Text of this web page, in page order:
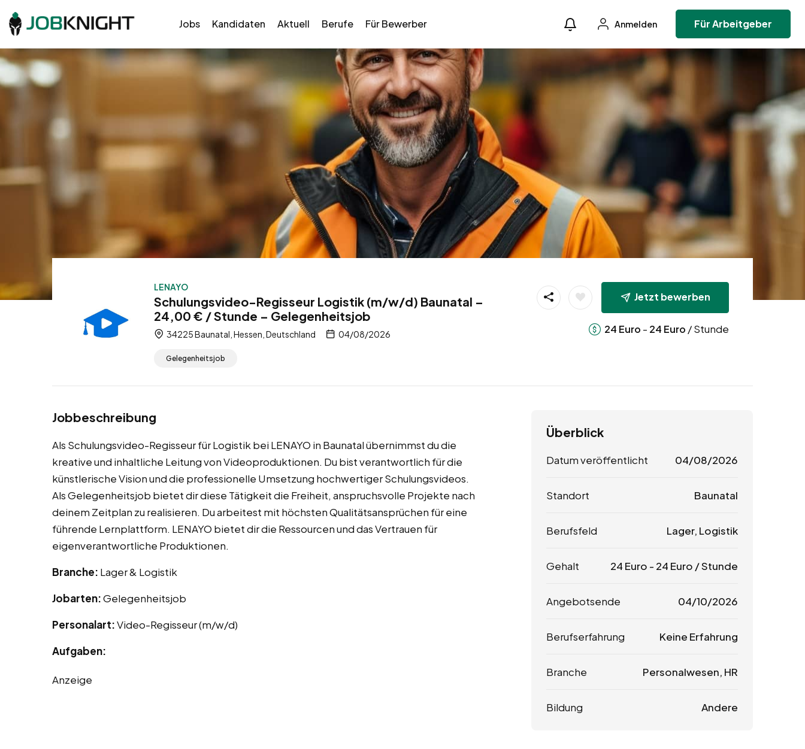
Jobs Kandidaten Aktuell Berufe Für Bewerber Anmelden Für Arbeitgeber
LENAYO
Schulungsvideo-Regisseur Logistik (m/w/d) Baunatal –
24,00 € / Stunde – Gelegenheitsjob
34225 Baunatal, Hessen, Deutschland 04/08/2026
Gelegenheitsjob
Jetzt bewerben
24 Euro - 24 Euro / Stunde
Jobbeschreibung
Als Schulungsvideo-Regisseur für Logistik bei LENAYO in Baunatal übernimmst du die
kreative und inhaltliche Leitung von Videoproduktionen. Du bist verantwortlich für die
künstlerische Vision und die professionelle Umsetzung hochwertiger Schulungsvideos.
Als Gelegenheitsjob bietet dir diese Tätigkeit die Freiheit, anspruchsvolle Projekte nach
deinem Zeitplan zu realisieren. Du arbeitest mit höchsten Qualitätsansprüchen für eine
führende Lernplattform. LENAYO bietet dir die Ressourcen und das Vertrauen für
eigenverantwortliche Produktionen.
Branche: Lager & Logistik
Jobarten:Gelegenheitsjob
Personalart:Video-Regisseur (m/w/d)
Aufgaben:
Anzeige
Überblick
Datum veröffentlicht 04/08/2026
Standort Baunatal
Berufsfeld Lager, Logistik
Gehalt 24 Euro - 24 Euro / Stunde
Angebotsende 04/10/2026
Berufserfahrung Keine Erfahrung
Branche Personalwesen, HR
Bildung Andere